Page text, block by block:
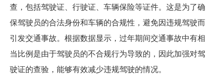
查，包括驾驶证、行驶证、车辆保险等证件。这是为了确
保驾驶员的合法身份和车辆的合规性，避免因违规驾驶而
引发交通事故。根据数据显示，过年期间交通事故中有相
当比例是由于驾驶员的不合规行为导致的，因此加强对驾
驶证的查验，能够有效减少违规驾驶的情况。